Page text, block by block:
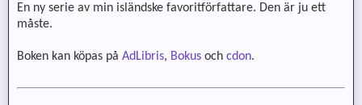
En ny serie av min isländske favoritförfattare. Den är ju ett
måste.
Boken kan köpas på AdLibris, Bokus och cdon.